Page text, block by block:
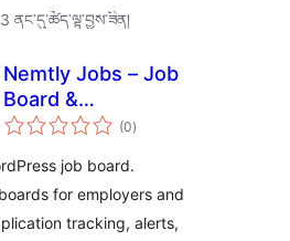
ནང་དུ་ཚོད་ལྟ་བྱས་ཟིན།
Nemtly Jobs – Job
Board &
Recruitment Plugin
(0གདེང་
འཇོག་
)
job board.
for employers and
tracking, alerts,